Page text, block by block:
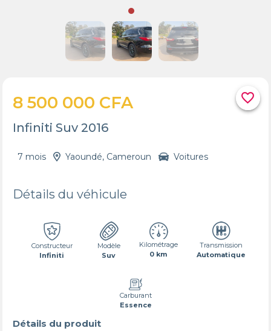
favorite_border
8 500 000 CFA
Infiniti Suv 2016
7 mois Yaoundé, Cameroun Voitures
Détails du véhicule
Constructeur
Infiniti
Modèle
Suv
Kilométrage
0 km
Transmission
Automatique
Carburant
Essence
Détails du produit